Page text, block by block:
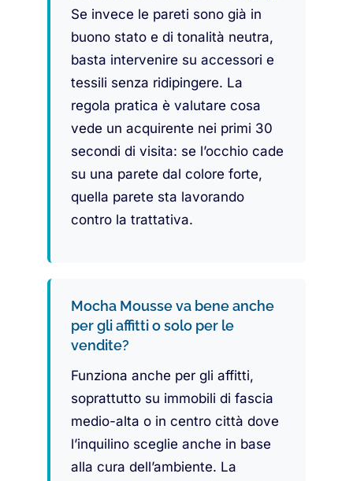
Se invece le pareti sono già in
buono stato e di tonalità neutra,
basta intervenire su accessori e
tessili senza ridipingere. La
regola pratica è valutare cosa
vede un acquirente nei primi 30
secondi di visita: se l’occhio cade
su una parete dal colore forte,
quella parete sta lavorando
contro la trattativa.
Mocha Mousse va bene anche
per gli affitti o solo per le
vendite?
Funziona anche per gli affitti,
soprattutto su immobili di fascia
medio-alta o in centro città dove
l’inquilino sceglie anche in base
alla cura dell’ambiente. La